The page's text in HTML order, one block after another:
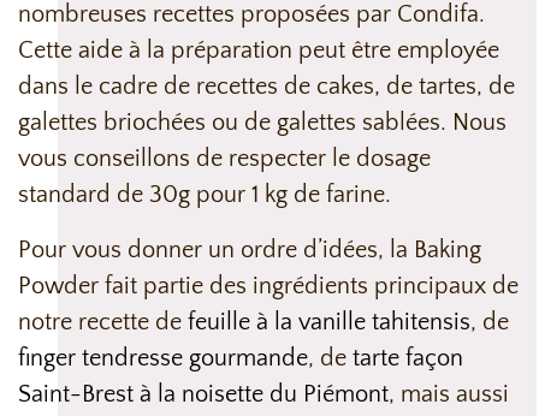
nombreuses recettes proposées par Condifa.
Cette aide à la préparation peut être employée
dans le cadre de recettes de cakes, de tartes, de
galettes briochées ou de galettes sablées. Nous
vous conseillons de respecter le dosage
standard de 30g pour 1 kg de farine.
Pour vous donner un ordre d’idées, la Baking
Powder fait partie des ingrédients principaux de
notre recette de feuille à la vanille tahitensis, de
finger tendresse gourmande, de tarte façon
Saint-Brest à la noisette du Piémont, mais aussi